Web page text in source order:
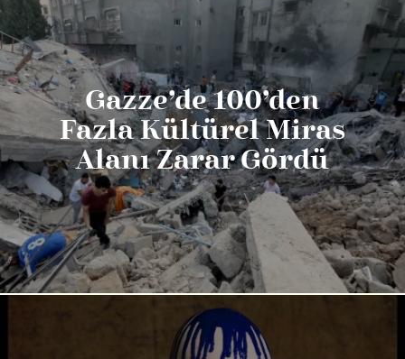
Gazze’de 100’den
Fazla Kültürel Miras
Alanı Zarar Gördü